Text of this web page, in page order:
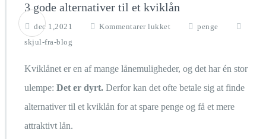
3 gode alternativer til et kviklån
dec 1,2021 Kommentarer lukket
til
et
penge
skjul-fra-blog
Kviklånet er en af mange lånemuligheder, og det har én stor
ulempe: Det er dyrt. Derfor kan det ofte betale sig at finde
alternativer til et kviklån for at spare penge og få et mere
attraktivt lån.